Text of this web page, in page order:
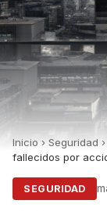
Inicio › Seguridad ›
fallecidos por
SEGURIDAD